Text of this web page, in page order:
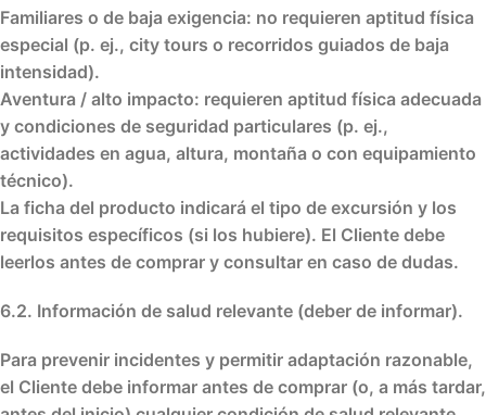
Familiares o de baja exigencia: no requieren aptitud física
especial (p. ej., city tours o recorridos guiados de baja
intensidad).
Aventura / alto impacto: requieren aptitud física adecuada
y condiciones de seguridad particulares (p. ej.,
actividades en agua, altura, montaña o con equipamiento
técnico).
La ficha del producto indicará el tipo de excursión y los
requisitos específicos (si los hubiere). El Cliente debe
leerlos antes de comprar y consultar en caso de dudas.
6.2. Información de salud relevante (deber de informar).
Para prevenir incidentes y permitir adaptación razonable,
el Cliente debe informar antes de comprar (o, a más tardar,